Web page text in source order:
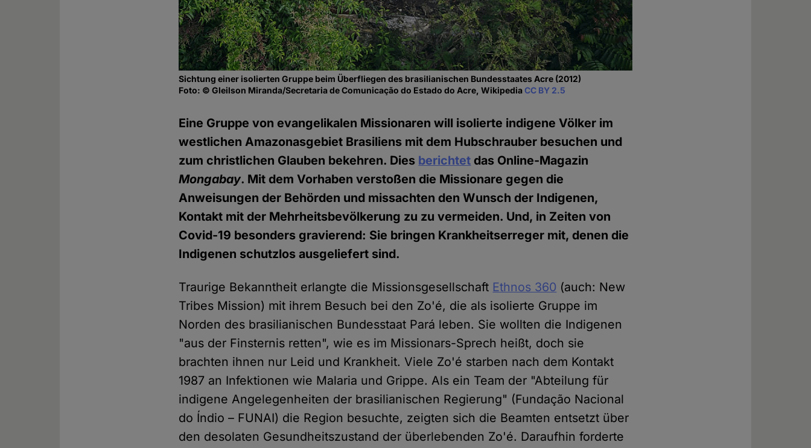
Sichtung einer isolierten Gruppe beim Über­fliegen des brasilia­nischen Bundesstaates Acre (2012)
Foto: © Gleilson Miranda/Secretaria de Comunicação do Estado do Acre, WikipediaCC BY 2.5
Eine Gruppe von evangelikalen Missionaren will isolierte indigene Völker im
westlichen Amazonasgebiet Brasiliens mit dem Hubschrauber besuchen und
zum christlichen Glauben bekehren. Dies berichtet das Online-Magazin
Mongabay. Mit dem Vorhaben verstoßen die Missionare gegen die
Anweisungen der Behörden und missachten den Wunsch der Indigenen,
Kontakt mit der Mehrheitsbevölkerung zu zu vermeiden. Und, in Zeiten von
Covid-19 besonders gravierend: Sie bringen Krankheitserreger mit, denen die
Indigenen schutzlos ausgeliefert sind.
Traurige Bekanntheit erlangte die Missionsgesellschaft Ethnos 360 (auch: New
Tribes Mission) mit ihrem Besuch bei den Zo'é, die als isolierte Gruppe im
Norden des brasilianischen Bundesstaat Pará leben. Sie wollten die Indigenen
"aus der Finsternis retten", wie es im Missionars-Sprech heißt, doch sie
brachten ihnen nur Leid und Krankheit. Viele Zo'é starben nach dem Kontakt
1987 an Infektionen wie Malaria und Grippe. Als ein Team der "Abteilung für
indigene Angelegenheiten der brasilianischen Regierung" (Fundação Nacional
do Índio – FUNAI) die Region besuchte, zeigten sich die Beamten entsetzt über
den desolaten Gesundheitszustand der überlebenden Zo'é. Daraufhin forderte